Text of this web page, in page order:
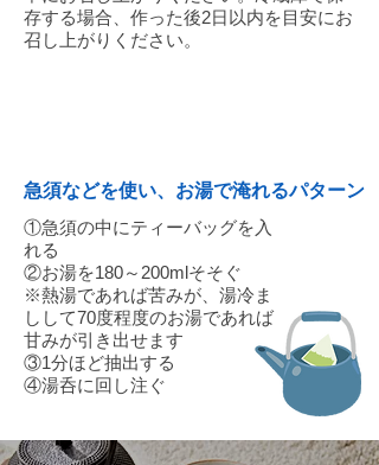
存する場合、作った後2日以内を目安にお
召し上がりください。
急須などを使い、お湯で淹れるパターン
①急須の中にティーバッグを入
れる
②お湯を180～200mlそそぐ
※熱湯であれば苦みが、湯冷ま
しして70度程度のお湯であれば
甘みが引き出せます
③1分ほど抽出する
④湯呑に回し注ぐ